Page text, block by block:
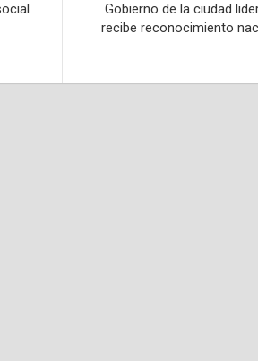
Gobierno de la ciudad
recibe reconocimiento